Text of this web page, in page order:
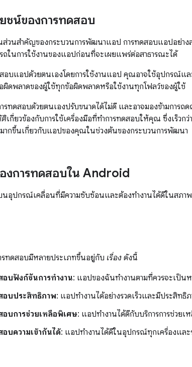
ชน์ของการทดสอบ
ส่วนสำคัญของกระบวนการพัฒนาแอป การทดสอบแอปอย่าง
ถในการใช้งานของแอปก่อนที่จะเผยแพร่ต่อสาธารณะได้
อบแอปด้วยตนเองโดยการใช้งานแอป คุณอาจใช้อุปกรณ์แล
ผิดพลาดของผู้ใช้ทุกข้อผิดพลาดหรือใช้งานทุกโฟลว์ของผู้ใช้
ารทดสอบด้วยตนเองปรับขนาดได้ไม่ดี และอาจมองข้ามการ
ติเกี่ยวข้องกับการใช้เครื่องมือที่ทำการทดสอบให้คุณ ซึ่งเร็วก
มากขึ้นเกี่ยวกับแอปของคุณในช่วงต้นของกระบวนการพัฒนา
งการทดสอบใน Android
อุปกรณ์เคลื่อนที่มีความซับซ้อนและต้องทำงานได้ดีในสภา
รทดสอบมีหลายประเภทขึ้นอยู่กับ เรื่อง ดังนี้
อบฟังก์ชันการทำงาน: แอปของฉันทำงานตามที่ควรจะเป็น
อบประสิทธิภาพ: แอปทำงานได้อย่างรวดเร็วและมีประสิทธิ
อบการช่วยเหลือพิเศษ: แอปทำงานได้ดีกับบริการการช่วยเ
อบความเข้ากันได้: แอปทำงานได้ดีในอุปกรณ์ทุกเครื่องแล